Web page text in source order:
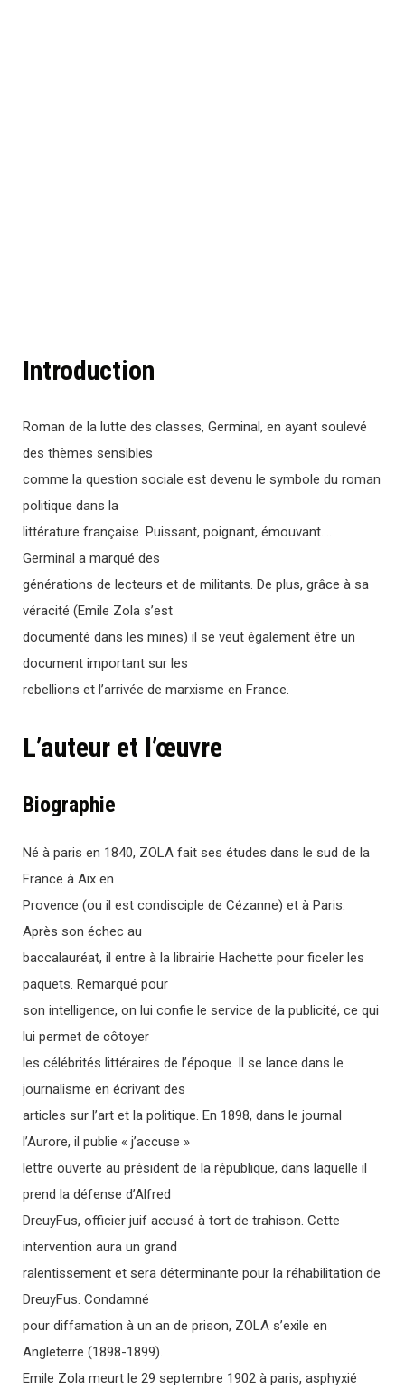
Introduction
Roman de la lutte des classes, Germinal, en ayant soulevé
des thèmes sensibles
comme la question sociale est devenu le symbole du roman
politique dans la
littérature française. Puissant, poignant, émouvant….
Germinal a marqué des
générations de lecteurs et de militants. De plus, grâce à sa
véracité (Emile Zola s’est
documenté dans les mines) il se veut également être un
document important sur les
rebellions et l’arrivée de marxisme en France.
L’auteur et l’œuvre
Biographie
Né à paris en 1840, ZOLA fait ses études dans le sud de la
France à Aix en
Provence (ou il est condisciple de Cézanne) et à Paris.
Après son échec au
baccalauréat, il entre à la librairie Hachette pour ficeler les
paquets. Remarqué pour
son intelligence, on lui confie le service de la publicité, ce qui
lui permet de côtoyer
les célébrités littéraires de l’époque. Il se lance dans le
journalisme en écrivant des
articles sur l’art et la politique. En 1898, dans le journal
l’Aurore, il publie « j’accuse »
lettre ouverte au président de la république, dans laquelle il
prend la défense d’Alfred
DreuyFus, officier juif accusé à tort de trahison. Cette
intervention aura un grand
ralentissement et sera déterminante pour la réhabilitation de
DreuyFus. Condamné
pour diffamation à un an de prison, ZOLA s’exile en
Angleterre (1898-1899).
Emile Zola meurt le 29 septembre 1902 à paris, asphyxié